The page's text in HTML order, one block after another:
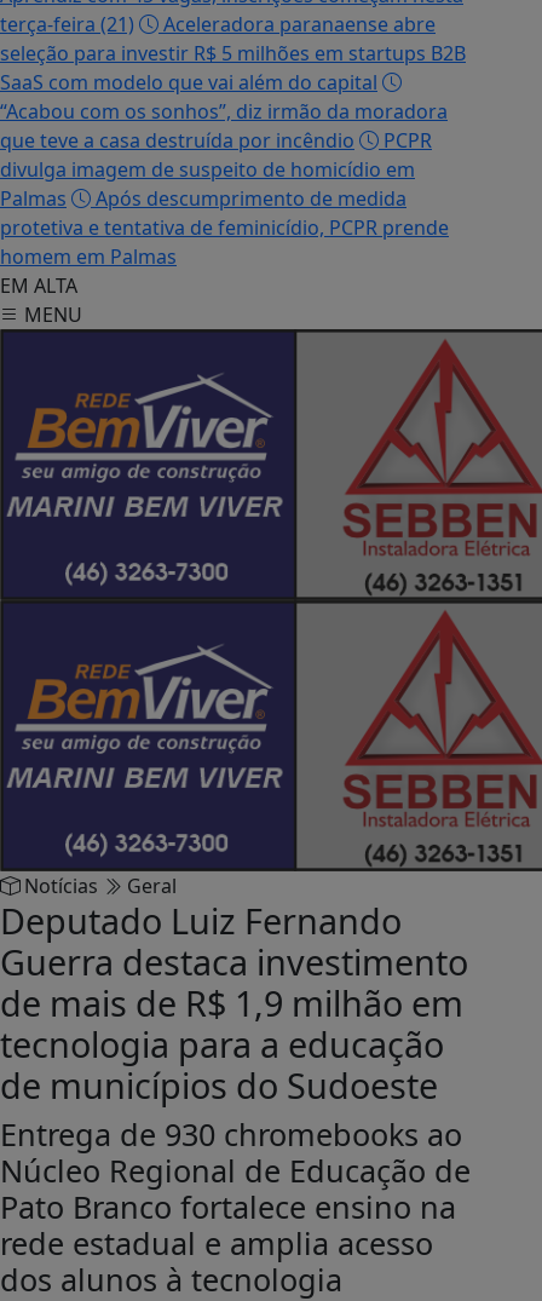
terça-feira (21)
Aceleradora paranaense abre
seleção para investir R$ 5 milhões em startups B2B
SaaS com modelo que vai além do capital
“Acabou com os sonhos”, diz irmão da moradora
que teve a casa destruída por incêndio
PCPR
divulga imagem de suspeito de homicídio em
Palmas
Após descumprimento de medida
protetiva e tentativa de feminicídio, PCPR prende
homem em Palmas
EM ALTA
MENU
Notícias Geral
Deputado Luiz Fernando
Guerra destaca investimento
de mais de R$ 1,9 milhão em
tecnologia para a educação
de municípios do Sudoeste
Entrega de 930 chromebooks ao
Núcleo Regional de Educação de
Pato Branco fortalece ensino na
rede estadual e amplia acesso
dos alunos à tecnologia